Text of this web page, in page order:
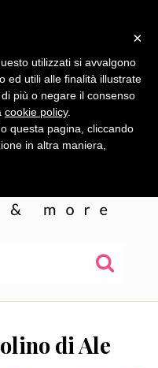
di Ale
×
utilizzati si avvalgono
ed utili alle finalità illustrate
più o negare il consenso
cookie policy.
questa pagina, cliccando
in altra maniera,